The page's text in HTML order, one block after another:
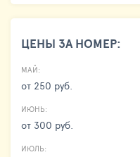
ЦЕНЫ ЗА НОМЕР:
МАЙ:
от 250 руб.
ИЮНЬ:
от 300 руб.
ИЮЛЬ: